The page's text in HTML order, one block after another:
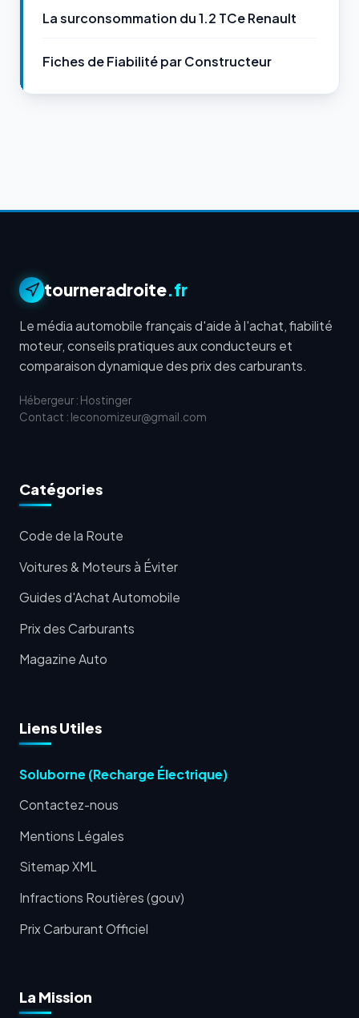
La surconsommation du 1.2 TCe Renault
Fiches de Fiabilité par Constructeur
tourneradroite.fr
Le média automobile français d'aide à l'achat, fiabilité
moteur, conseils pratiques aux conducteurs et
comparaison dynamique des prix des carburants.
Hébergeur : Hostinger
Contact : leconomizeur@gmail.com
Catégories
Code de la Route
Voitures & Moteurs à Éviter
Guides d'Achat Automobile
Prix des Carburants
Magazine Auto
Liens Utiles
Soluborne (Recharge Électrique)
Contactez-nous
Mentions Légales
Sitemap XML
Infractions Routières (gouv)
Prix Carburant Officiel
La Mission